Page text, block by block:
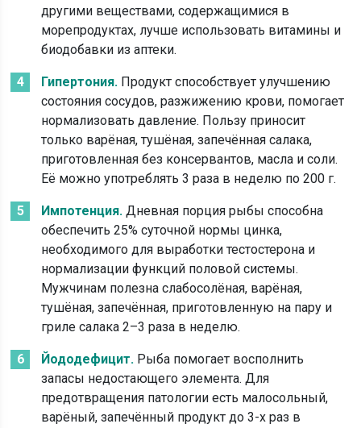
другими веществами, содержащимися в
морепродуктах, лучше использовать витамины и
биодобавки из аптеки.
Гипертония. Продукт способствует улучшению
состояния сосудов, разжижению крови, помогает
нормализовать давление. Пользу приносит
только варёная, тушёная, запечённая салака,
приготовленная без консервантов, масла и соли.
Её можно употреблять 3 раза в неделю по 200 г.
Импотенция. Дневная порция рыбы способна
обеспечить 25% суточной нормы цинка,
необходимого для выработки тестостерона и
нормализации функций половой системы.
Мужчинам полезна слабосолёная, варёная,
тушёная, запечённая, приготовленную на пару и
гриле салака 2–3 раза в неделю.
Йододефицит. Рыба помогает восполнить
запасы недостающего элемента. Для
предотвращения патологии есть малосольный,
варёный, запечённый продукт до 3-х раз в